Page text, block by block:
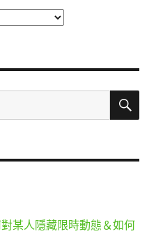
搜
某人隱藏限時動態＆如何